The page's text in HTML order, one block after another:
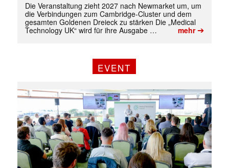
Die Veranstaltung zieht 2027 nach Newmarket um, um
die Verbindungen zum Cambridge-Cluster und dem
gesamten Goldenen Dreieck zu stärken Die „Medical
Technology UK“ wird für ihre Ausgabe …
mehr➔
EVENT